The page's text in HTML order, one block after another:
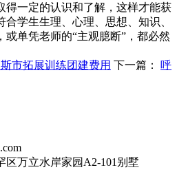
得一定的认识和了解，这样才能获
学生生理、心理、思想、知识、
单凭老师的“主观臆断”，都必然
市拓展训练团建费用 下一篇： 呼
区万立水岸家园A2-101别墅